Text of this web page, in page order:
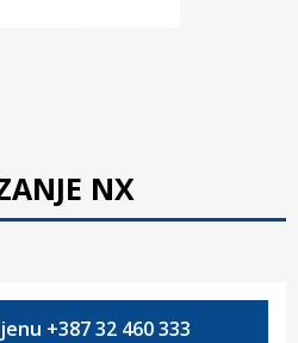
NX
+387 32 460 333